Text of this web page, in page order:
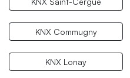
KNX Commugny
KNX Lonay